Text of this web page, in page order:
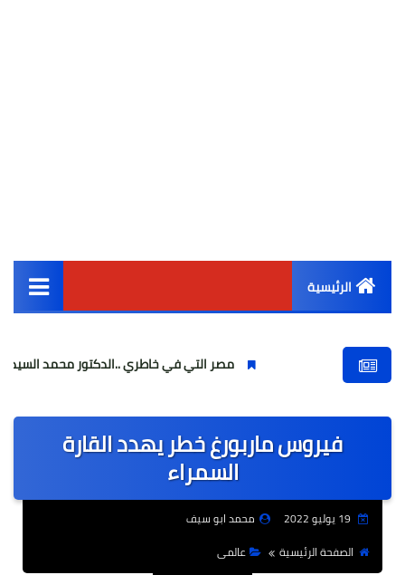
الرئيسية
أخبار مصر
عالمى
الرياضة
حوادث وقضايا
مصر التي في خاطري ..الدكتور محمد السيد بدر.. مصري يتصدر
فيروس ماربورغ خطر يهدد القارة
السمراء
محمد ابو سيف
الصفحة الرئيسية
عالمى